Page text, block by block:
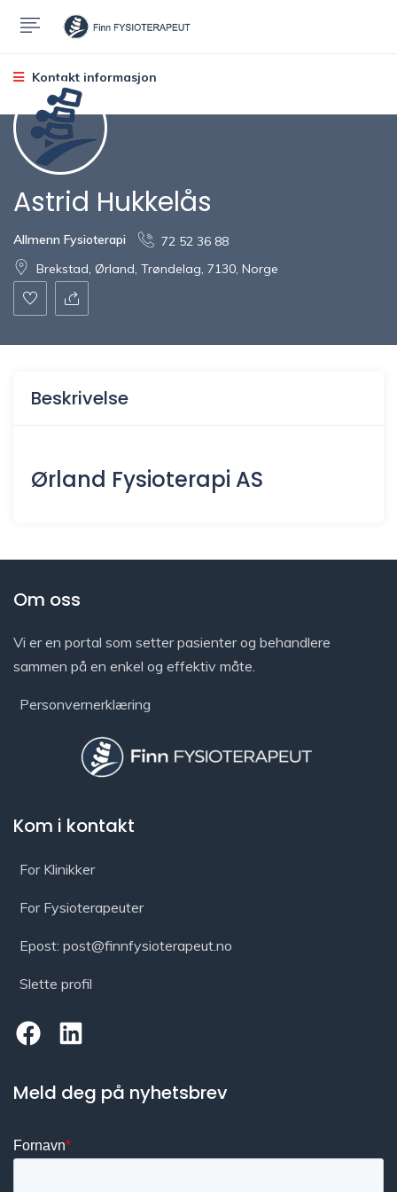
Kontakt informasjon
Astrid Hukkelås
Allmenn Fysioterapi
72 52 36 88
Brekstad, Ørland, Trøndelag, 7130, Norge
Beskrivelse
Ørland Fysioterapi AS
Om oss
Vi er en portal som setter pasienter og behandlere
sammen på en enkel og effektiv måte.
Personvernerklæring
Kom i kontakt
For Klinikker
For Fysioterapeuter
Epost: post@finnfysioterapeut.no
Slette profil
Meld deg på nyhetsbrev